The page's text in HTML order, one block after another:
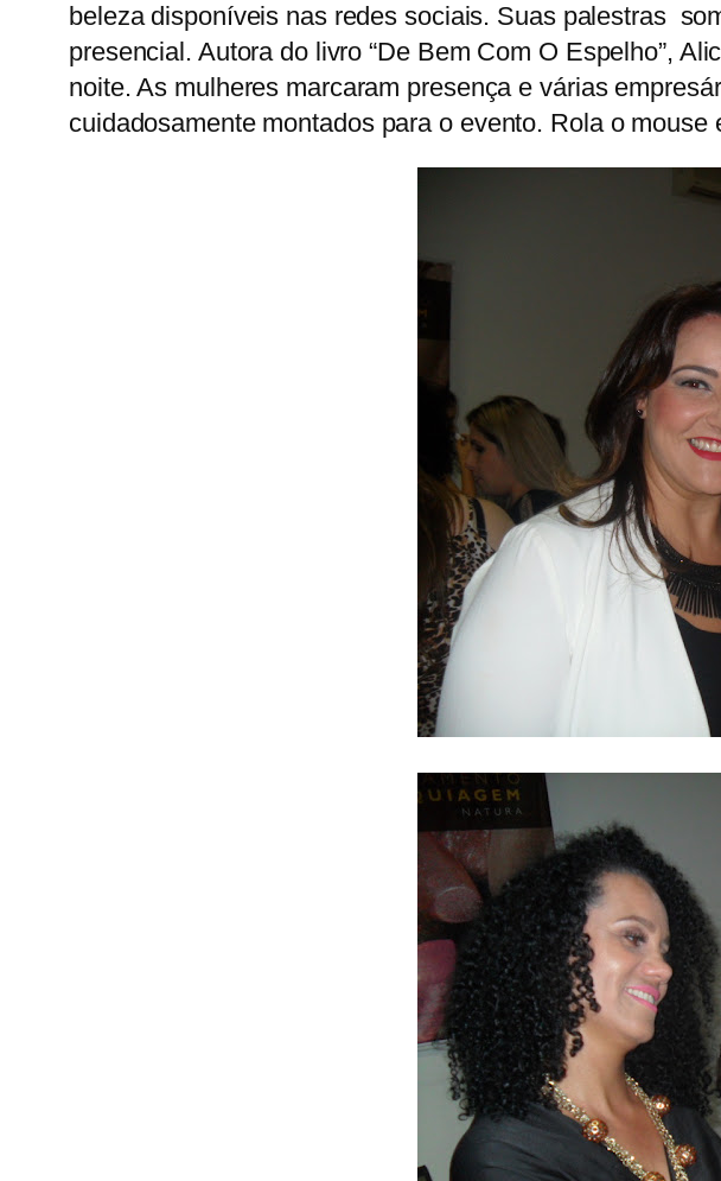
beleza disponíveis nas redes sociais. Suas palestras
presencial. Autora do livro “De Bem Com O Espelho”,
noite. As mulheres marcaram presença e várias
cuidadosamente montados para o evento. Rola o mouse